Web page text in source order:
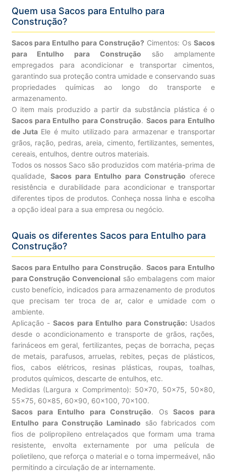
Quem usa Sacos para Entulho para
Construção?
Sacos para Entulho para Construção? Cimentos: Os Sacos
para Entulho para Construção são amplamente
empregados para acondicionar e transportar cimentos,
garantindo sua proteção contra umidade e conservando suas
propriedades químicas ao longo do transporte e
armazenamento.
O item mais produzido a partir da substância plástica é o
Sacos para Entulho para Construção. Sacos para Entulho
de JutaEle é muito utilizado para armazenar e transportar
grãos, ração, pedras, areia, cimento, fertilizantes, sementes,
cereais, entulhos, dentre outros materiais.
Todos os nossos Saco são produzidos com matéria-prima de
qualidade, Sacos para Entulho para Construção oferece
resistência e durabilidade para acondicionar e transportar
diferentes tipos de produtos. Conheça nossa linha e escolha
a opção ideal para a sua empresa ou negócio.
Quais os diferentes Sacos para Entulho para
Construção?
Sacos para Entulho para Construção. Sacos para Entulho
para Construção Convencional são embalagens com maior
custo benefício, indicados para armazenamento de produtos
que precisam ter troca de ar, calor e umidade com o
ambiente.
Aplicação -Sacos para Entulho para Construção: Usados
desde o acondicionamento e transporte de grãos, rações,
farináceos em geral, fertilizantes, peças de borracha, peças
de metais, parafusos, arruelas, rebites, peças de plásticos,
fios, cabos elétricos, resinas plásticas, roupas, toalhas,
produtos químicos, descarte de entulhos, etc.
Medidas (Largura x Comprimento): 50×70, 50×75, 50×80,
55×75, 60×85, 60×90, 60×100, 70×100.
Sacos para Entulho para Construção. OsSacos para
Entulho para Construção Laminado são fabricados com
fios de polipropileno entrelaçados que formam uma trama
resistente, envolta externamente por uma película de
polietileno, que reforça o material e o torna impermeável, não
permitindo a circulação de ar internamente.